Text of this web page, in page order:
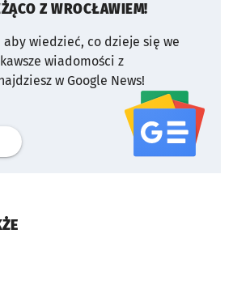
Z WROCŁAWIEM!
aby wiedzieć, co dzieje się we
wiadomości z
w Google News!
profil serwisu